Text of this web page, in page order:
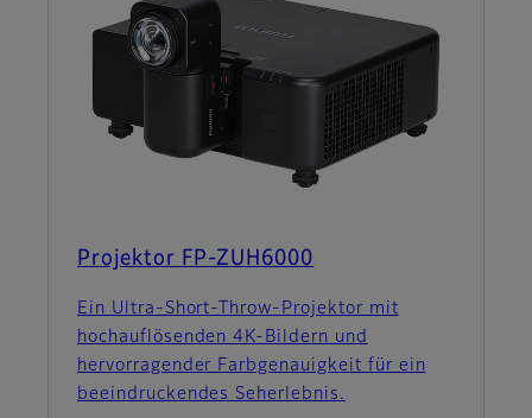
Projektor FP-ZUH6000
Ein Ultra-Short-Throw-Projektor mit
hochauflösenden 4K-Bildern und
hervorragender Farbgenauigkeit für ein
beeindruckendes Seherlebnis.